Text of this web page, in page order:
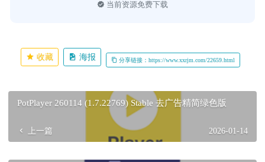
当前资源免费下载
收藏 海报 分享链接：https://www.xxrjm.com/22659.html
PotPlayer 260114 (1.7.22769) Stable 去广告精简绿色版
上一篇 2026-01-14